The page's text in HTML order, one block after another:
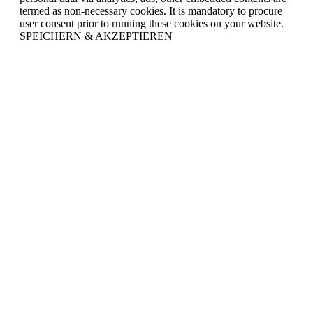
termed as non-necessary cookies. It is mandatory to procure
user consent prior to running these cookies on your website.
SPEICHERN & AKZEPTIEREN